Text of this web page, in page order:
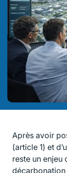
Après avoir
(article 1) et
reste un enjeu